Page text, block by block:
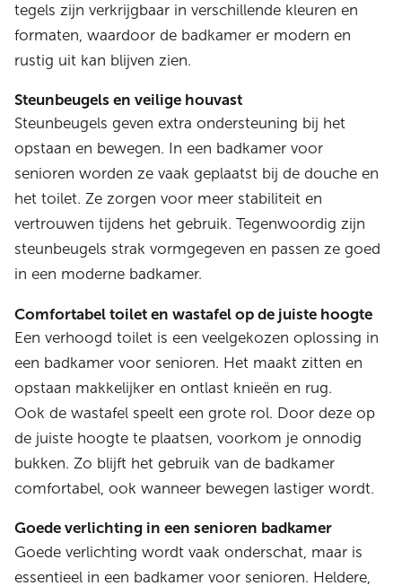
tegels zijn verkrijgbaar in verschillende kleuren en
formaten, waardoor de badkamer er modern en
rustig uit kan blijven zien.
Steunbeugels en veilige houvast
Steunbeugels geven extra ondersteuning bij het
opstaan en bewegen. In een badkamer voor
senioren worden ze vaak geplaatst bij de douche en
het toilet. Ze zorgen voor meer stabiliteit en
vertrouwen tijdens het gebruik. Tegenwoordig zijn
steunbeugels strak vormgegeven en passen ze goed
in een moderne badkamer.
Comfortabel toilet en wastafel op de juiste hoogte
Een verhoogd toilet is een veelgekozen oplossing in
een badkamer voor senioren. Het maakt zitten en
opstaan makkelijker en ontlast knieën en rug.
Ook de wastafel speelt een grote rol. Door deze op
de juiste hoogte te plaatsen, voorkom je onnodig
bukken. Zo blijft het gebruik van de badkamer
comfortabel, ook wanneer bewegen lastiger wordt.
Goede verlichting in een senioren badkamer
Goede verlichting wordt vaak onderschat, maar is
essentieel in een badkamer voor senioren. Heldere,